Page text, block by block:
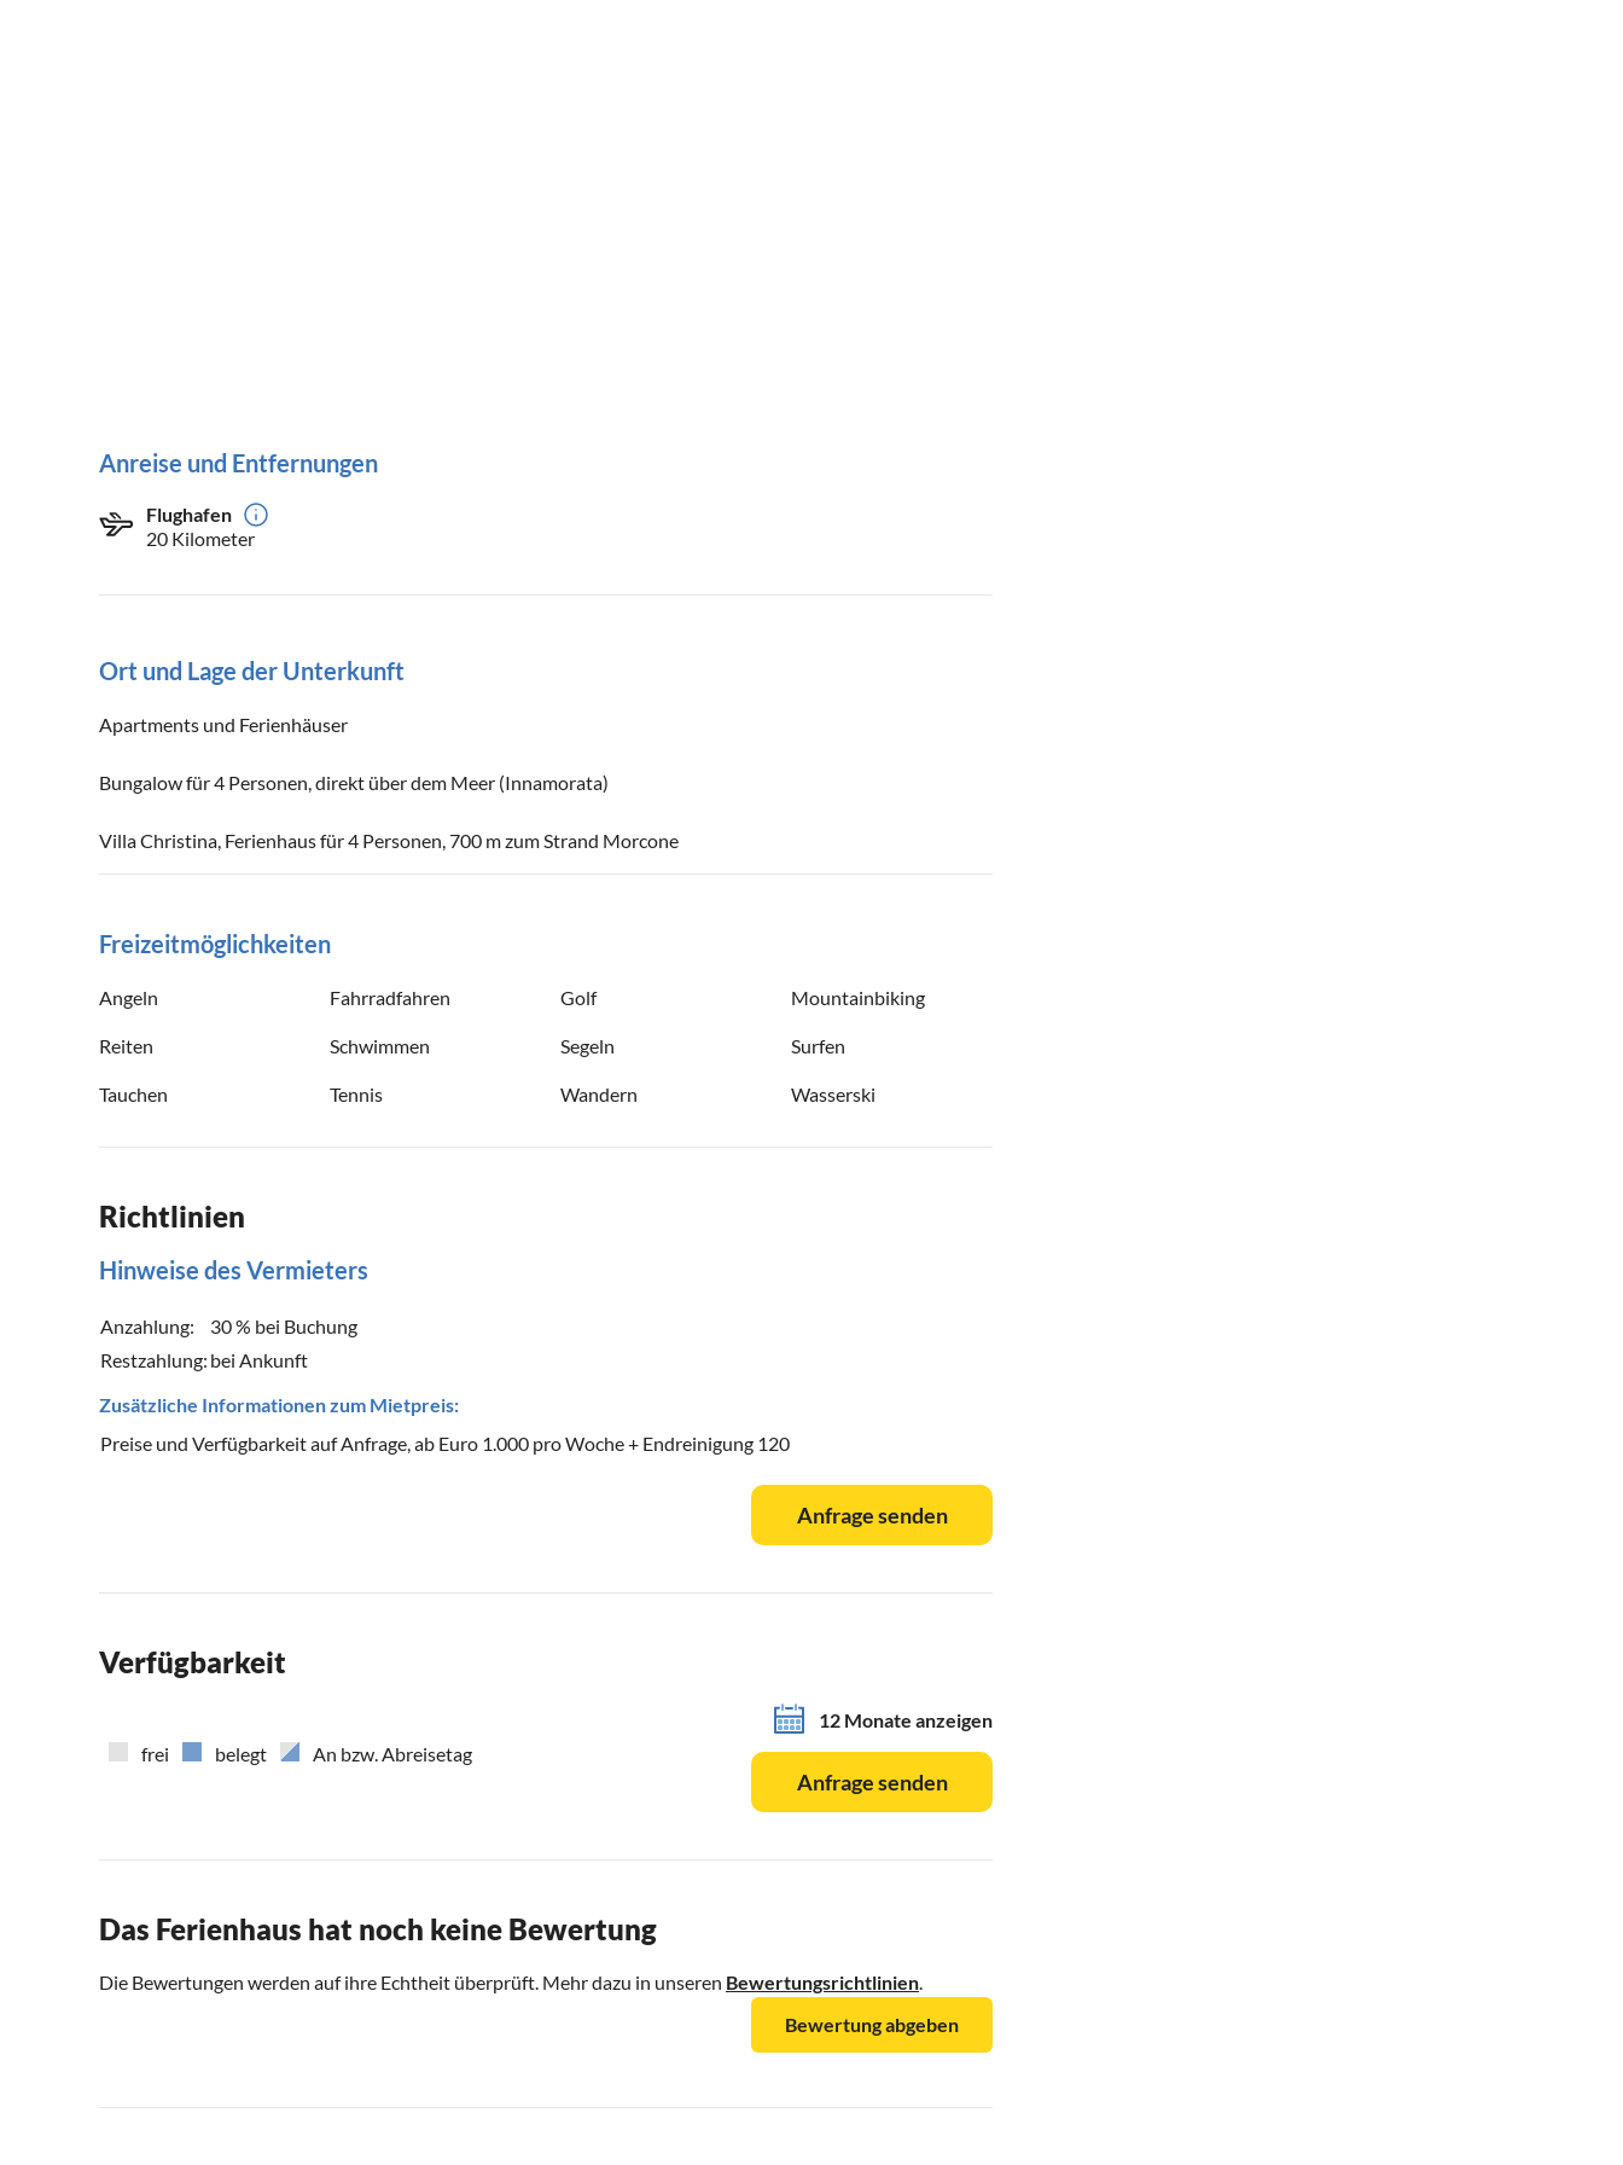
Anreise und Entfernungen
Flughafen
20 Kilometer
Ort und Lage der Unterkunft
Apartments und Ferienhäuser
Bungalow für 4 Personen, direkt über dem Meer (Innamorata)
Villa Christina, Ferienhaus für 4 Personen, 700 m zum Strand Morcone
Freizeitmöglichkeiten
Angeln Fahrradfahren Golf Mountainbiking
Reiten Schwimmen Segeln Surfen
Tauchen Tennis Wandern Wasserski
Richtlinien
Hinweise des Vermieters
Anzahlung:
30 % bei Buchung
Restzahlung: bei Ankunft
Zusätzliche Informationen zum Mietpreis:
Preise und Verfügbarkeit auf Anfrage, ab Euro 1.000 pro Woche + Endreinigung 120
Anfrage senden
Verfügbarkeit
12 Monate anzeigen
frei
belegt An bzw. Abreisetag
Anfrage senden
Das Ferienhaus hat noch keine Bewertung
Die Bewertungen werden auf ihre Echtheit überprüft. Mehr dazu in unseren Bewertungsrichtlinien.
Bewertung abgeben